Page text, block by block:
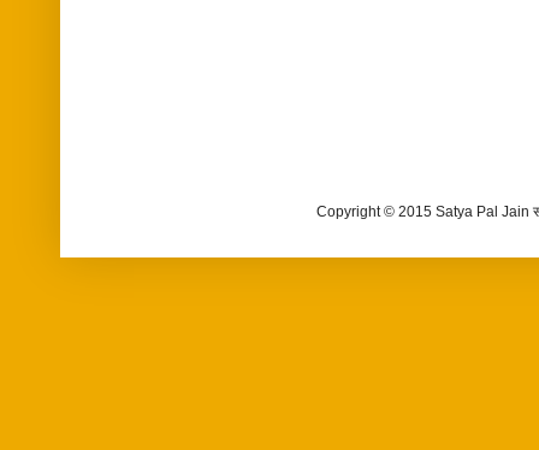
Copyright © 2015 Satya Pal Jain